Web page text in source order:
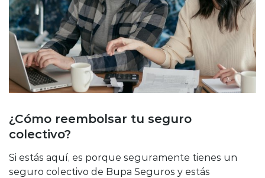
¿Cómo reembolsar tu seguro
colectivo?
Si estás aquí, es porque seguramente tienes un
seguro colectivo de Bupa Seguros y estás